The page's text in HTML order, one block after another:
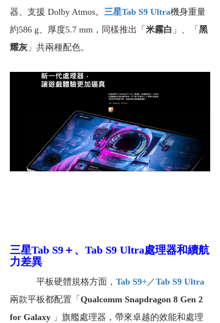
器、支援 Dolby Atmos。 三星Tab S9 Ultra機身重量
約586 g、厚度5.7 mm，同樣推出「 米霧白 」、「 黑
耀灰 」共兩種配色。
三星Tab S9＋、Tab S9 Ultra處理器和續航
力差異
平板硬體規格方面， Tab S9+／Tab S9 Ultra
兩款平板都配置「 Qualcomm Snapdragon 8 Gen 2
for Galaxy 」旗艦處理器，帶來卓越的效能和處理